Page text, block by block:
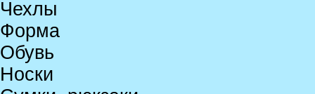
Чехлы
Форма
Обувь
Носки